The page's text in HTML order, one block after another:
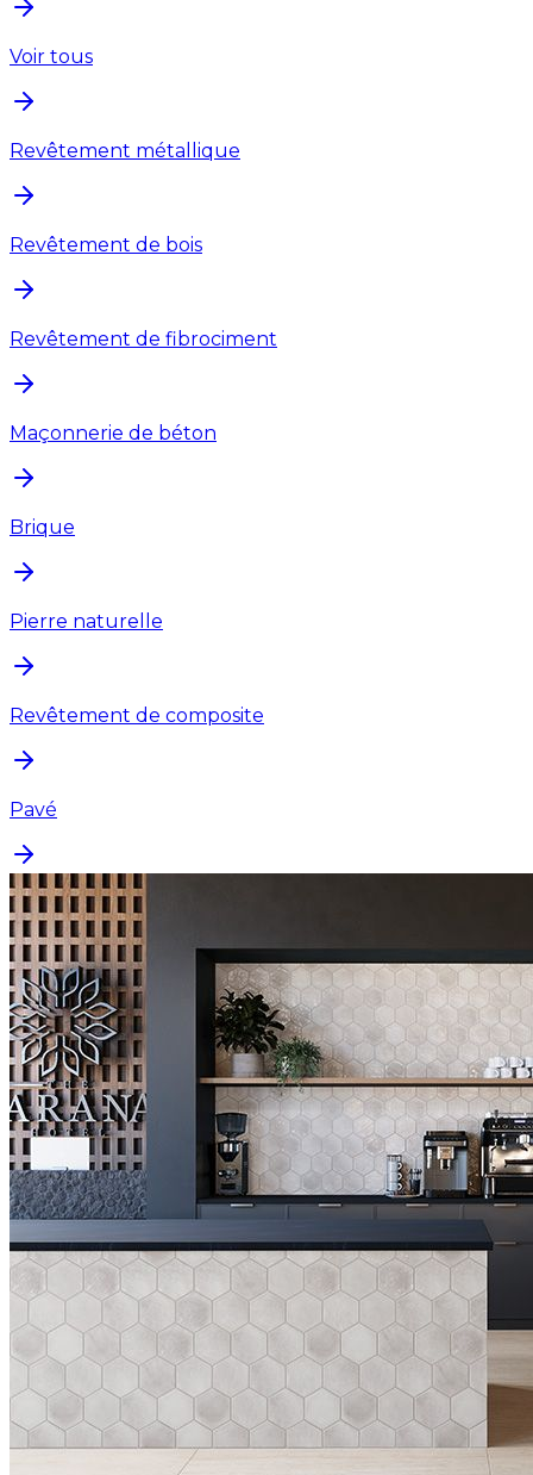
Voir tous
Revêtement métallique
Revêtement de bois
Revêtement de fibrociment
Maçonnerie de béton
Brique
Pierre naturelle
Revêtement de composite
Pavé